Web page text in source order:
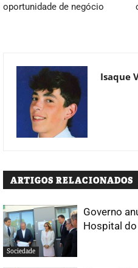
oportunidade de negócio
Isaque
ARTIGOS RELACIONADOS
Sociedade
Governo
Hospital